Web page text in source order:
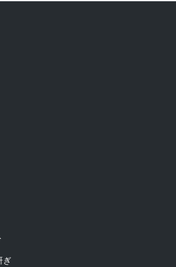
ぎ